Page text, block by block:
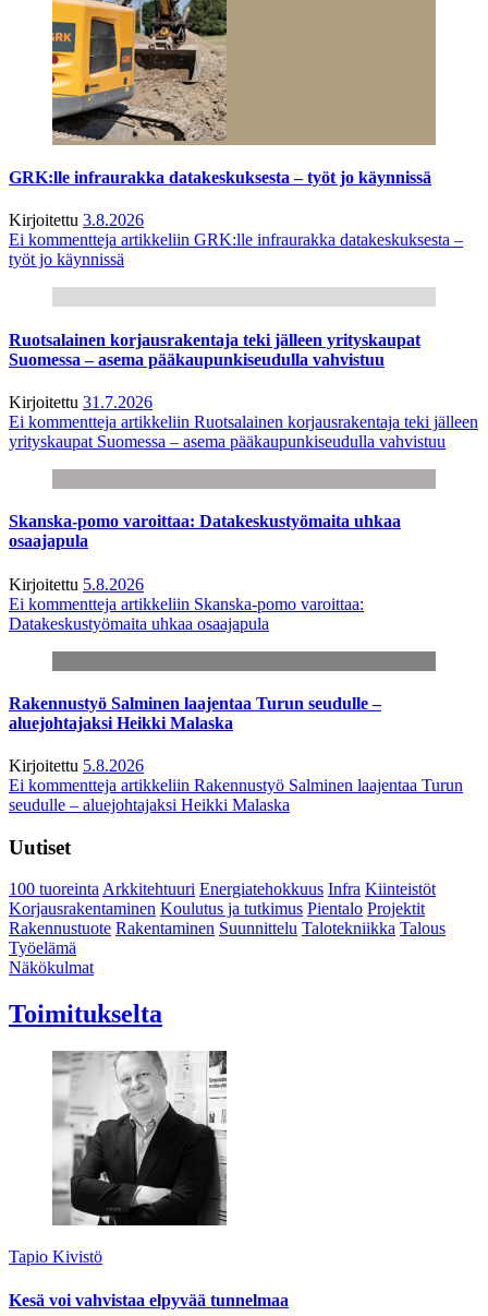
GRK:lle infraurakka datakeskuksesta – työt jo käynnissä
Kirjoitettu 3.8.2026
Ei kommentteja artikkeliin GRK:lle infraurakka datakeskuksesta –
työt jo käynnissä
Ruotsalainen korjausrakentaja teki jälleen yrityskaupat
Suomessa – asema pääkaupunkiseudulla vahvistuu
Kirjoitettu 31.7.2026
Ei kommentteja artikkeliin Ruotsalainen korjausrakentaja teki jälleen
yrityskaupat Suomessa – asema pääkaupunkiseudulla vahvistuu
Skanska-pomo varoittaa: Datakeskustyömaita uhkaa
osaajapula
Kirjoitettu 5.8.2026
Ei kommentteja artikkeliin Skanska-pomo varoittaa:
Datakeskustyömaita uhkaa osaajapula
Rakennustyö Salminen laajentaa Turun seudulle –
aluejohtajaksi Heikki Malaska
Kirjoitettu 5.8.2026
Ei kommentteja artikkeliin Rakennustyö Salminen laajentaa Turun
seudulle – aluejohtajaksi Heikki Malaska
Uutiset
100 tuoreintaArkkitehtuuri Energiatehokkuus Infra Kiinteistöt
Korjausrakentaminen Koulutus ja tutkimus Pientalo Projektit
Rakennustuote Rakentaminen Suunnittelu Talotekniikka Talous
Työelämä
Näkökulmat
Toimitukselta
Tapio Kivistö
Kesä voi vahvistaa elpyvää tunnelmaa